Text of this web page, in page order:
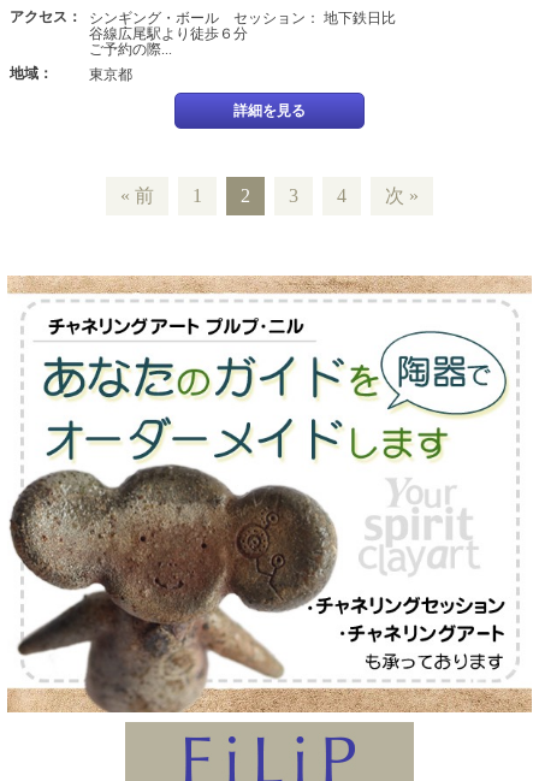
アクセス：
シンギング・ボール セッション： 地下鉄日比
谷線広尾駅より徒歩６分
ご予約の際...
地域：
東京都
詳細を見る
« 前 1 2 3 4 次 »